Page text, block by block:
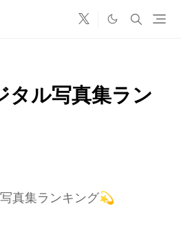
タル写真集ラン
真集ランキング💫